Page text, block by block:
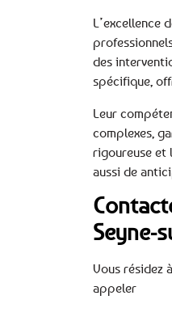
L’excellence
des
spécifique,
Leur
complexes,
rigoureuse et
aussi de
Seyne-
Vous résidez
appeler